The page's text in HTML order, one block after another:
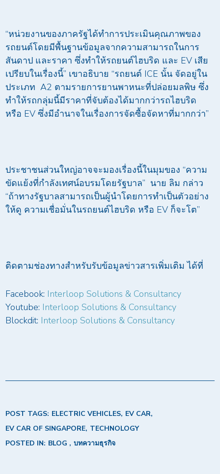
“หน่วยงานของภาครัฐได้ทำการประเมินคุณภาพของ
รถยนต์โดยมีพื้นฐานข้อมูลจากความสามารถในการ
สันดาป และราคา ซึ่งทำให้รถยนต์ไฮบริด และ EV เสีย
เปรียบในเรื่องนี้” เขาอธิบาย “รถยนต์ ICE นั้น จัดอยู่ใน
ประเภท A2 ตามรายการยานพาหนะที่ปล่อยมลพิษ ซึ่ง
ทำให้รถกลุ่มนี้มีราคาที่จับต้องได้มากกว่ารถไฮบริด
หรือ EV ซึ่งมีอำนาจในเรื่องการจัดซื้อจัดหาที่มากกว่า”
ประชาชนส่วนใหญ่อาจจะมองเรื่องนี้ในมุมของ “ความ
ขัดแย้งที่กำลังเทศน์อบรมโดยรัฐบาล” นาย ลิม กล่าว
“ถ้าทางรัฐบาลสามารถเป็นผู้นำโดยการทำเป็นตัวอย่าง
ให้ดู ความเชื่อมั่นในรถยนต์ไฮบริด หรือ EV ก็จะโต”
ติดตามช่องทางสำหรับรับข้อมูลข่าวสารเพิ่มเติม ได้ที่
Facebook: Interloop Solutions & Consultancy
Youtube: Interloop Solutions & Consultancy
Blockdit: Interloop Solutions & Consultancy
POST TAGS: ELECTRIC VEHICLES EV CAR
EV CAR OF SINGAPORE TECHNOLOGY
POSTED IN: BLOG บทความธุรกิจ